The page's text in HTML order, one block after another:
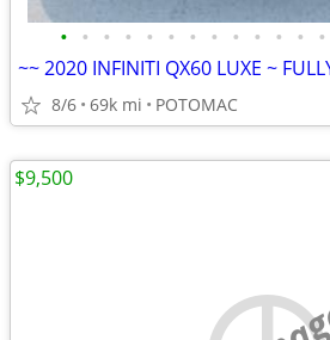
• • • • • • • • • • • • •
~~ 2020 INFINITI QX60 LUXE ~
8/6 69k mi POTOMAC
$9,500